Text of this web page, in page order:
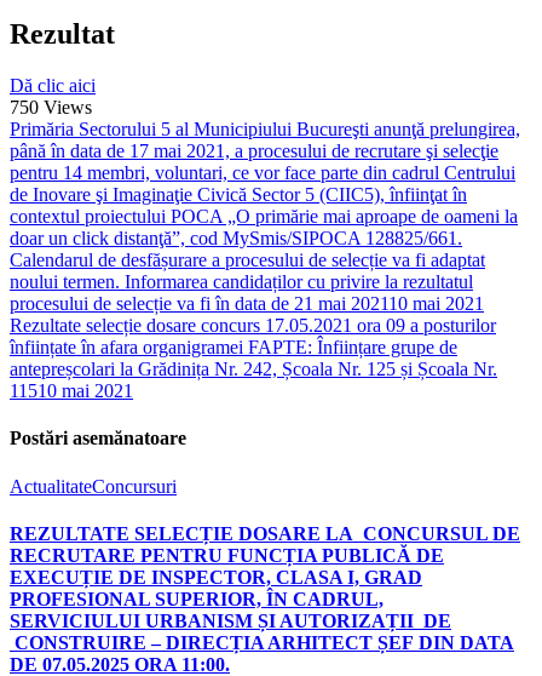
Rezultat
Dă clic aici
750 Views
Primăria Sectorului 5 al Municipiului Bucureşti anunţă prelungirea,
până în data de 17 mai 2021, a procesului de recrutare şi selecţie
pentru 14 membri, voluntari, ce vor face parte din cadrul Centrului
de Inovare şi Imaginaţie Civică Sector 5 (CIIC5), înfiinţat în
contextul proiectului POCA „O primărie mai aproape de oameni la
doar un click distanţă”, cod MySmis/SIPOCA 128825/661.
Calendarul de desfășurare a procesului de selecție va fi adaptat
noului termen. Informarea candidaților cu privire la rezultatul
procesului de selecție va fi în data de 21 mai 202110 mai 2021
Rezultate selecție dosare concurs 17.05.2021 ora 09 a posturilor
înființate în afara organigramei FAPTE: Înființare grupe de
antepreșcolari la Grădinița Nr. 242, Școala Nr. 125 și Școala Nr.
11510 mai 2021
Postări asemănatoare
ActualitateConcursuri
REZULTATE SELECȚIE DOSARE LA CONCURSUL DE
RECRUTARE PENTRU FUNCȚIA PUBLICĂ DE
EXECUȚIE DE INSPECTOR, CLASA I, GRAD
PROFESIONAL SUPERIOR, ÎN CADRUL,
SERVICIULUI URBANISM ȘI AUTORIZAȚII DE
CONSTRUIRE – DIRECȚIA ARHITECT ȘEF DIN DATA
DE 07.05.2025 ORA 11:00.